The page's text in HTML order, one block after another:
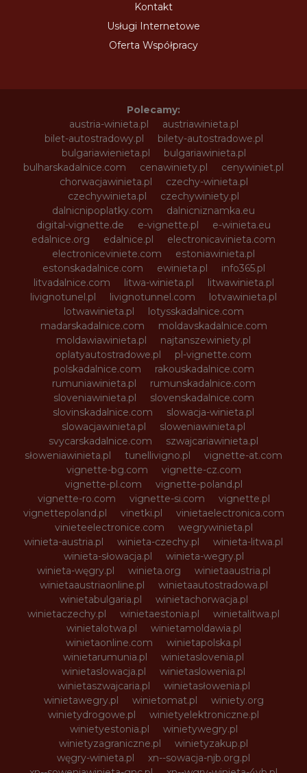
Kontakt
Usługi Internetowe
Oferta Współpracy
Polecamy:
austria-winieta.pl
austriawinieta.pl
bilet-autostradowy.pl
bilety-autostradowe.pl
bulgariawienieta.pl
bulgariawinieta.pl
bulharskadalnice.com
cenawiniety.pl
cenywiniet.pl
chorwacjawinieta.pl
czechy-winieta.pl
czechywinieta.pl
czechywiniety.pl
dalnicnipoplatky.com
dalnicniznamka.eu
digital-vignette.de
e-vignette.pl
e-winieta.eu
edalnice.org
edalnice.pl
electronicavinieta.com
electroniceviniete.com
estoniawinieta.pl
estonskadalnice.com
ewinieta.pl
info365.pl
litvadalnice.com
litwa-winieta.pl
litwawinieta.pl
livignotunel.pl
livignotunnel.com
lotvawinieta.pl
lotwawinieta.pl
lotysskadalnice.com
madarskadalnice.com
moldavskadalnice.com
moldawiawinieta.pl
najtanszewiniety.pl
oplatyautostradowe.pl
pl-vignette.com
polskadalnice.com
rakouskadalnice.com
rumuniawinieta.pl
rumunskadalnice.com
sloveniawinieta.pl
slovenskadalnice.com
slovinskadalnice.com
slowacja-winieta.pl
slowacjawinieta.pl
sloweniawinieta.pl
svycarskadalnice.com
szwajcariawinieta.pl
słoweniawinieta.pl
tunellivigno.pl
vignette-at.com
vignette-bg.com
vignette-cz.com
vignette-pl.com
vignette-poland.pl
vignette-ro.com
vignette-si.com
vignette.pl
vignettepoland.pl
vinetki.pl
vinietaelectronica.com
vinieteelectronice.com
wegrywinieta.pl
winieta-austria.pl
winieta-czechy.pl
winieta-litwa.pl
winieta-słowacja.pl
winieta-wegry.pl
winieta-węgry.pl
winieta.org
winietaaustria.pl
winietaaustriaonline.pl
winietaautostradowa.pl
winietabulgaria.pl
winietachorwacja.pl
winietaczechy.pl
winietaestonia.pl
winietalitwa.pl
winietalotwa.pl
winietamoldawia.pl
winietaonline.com
winietapolska.pl
winietarumunia.pl
winietaslovenia.pl
winietaslowacja.pl
winietaslowenia.pl
winietaszwajcaria.pl
winietasłowenia.pl
winietawegry.pl
winietomat.pl
winiety.org
winietydrogowe.pl
winietyelektroniczne.pl
winietyestonia.pl
winietywegry.pl
winietyzagraniczne.pl
winietyzakup.pl
węgry-winieta.pl
xn--sowacja-njb.org.pl